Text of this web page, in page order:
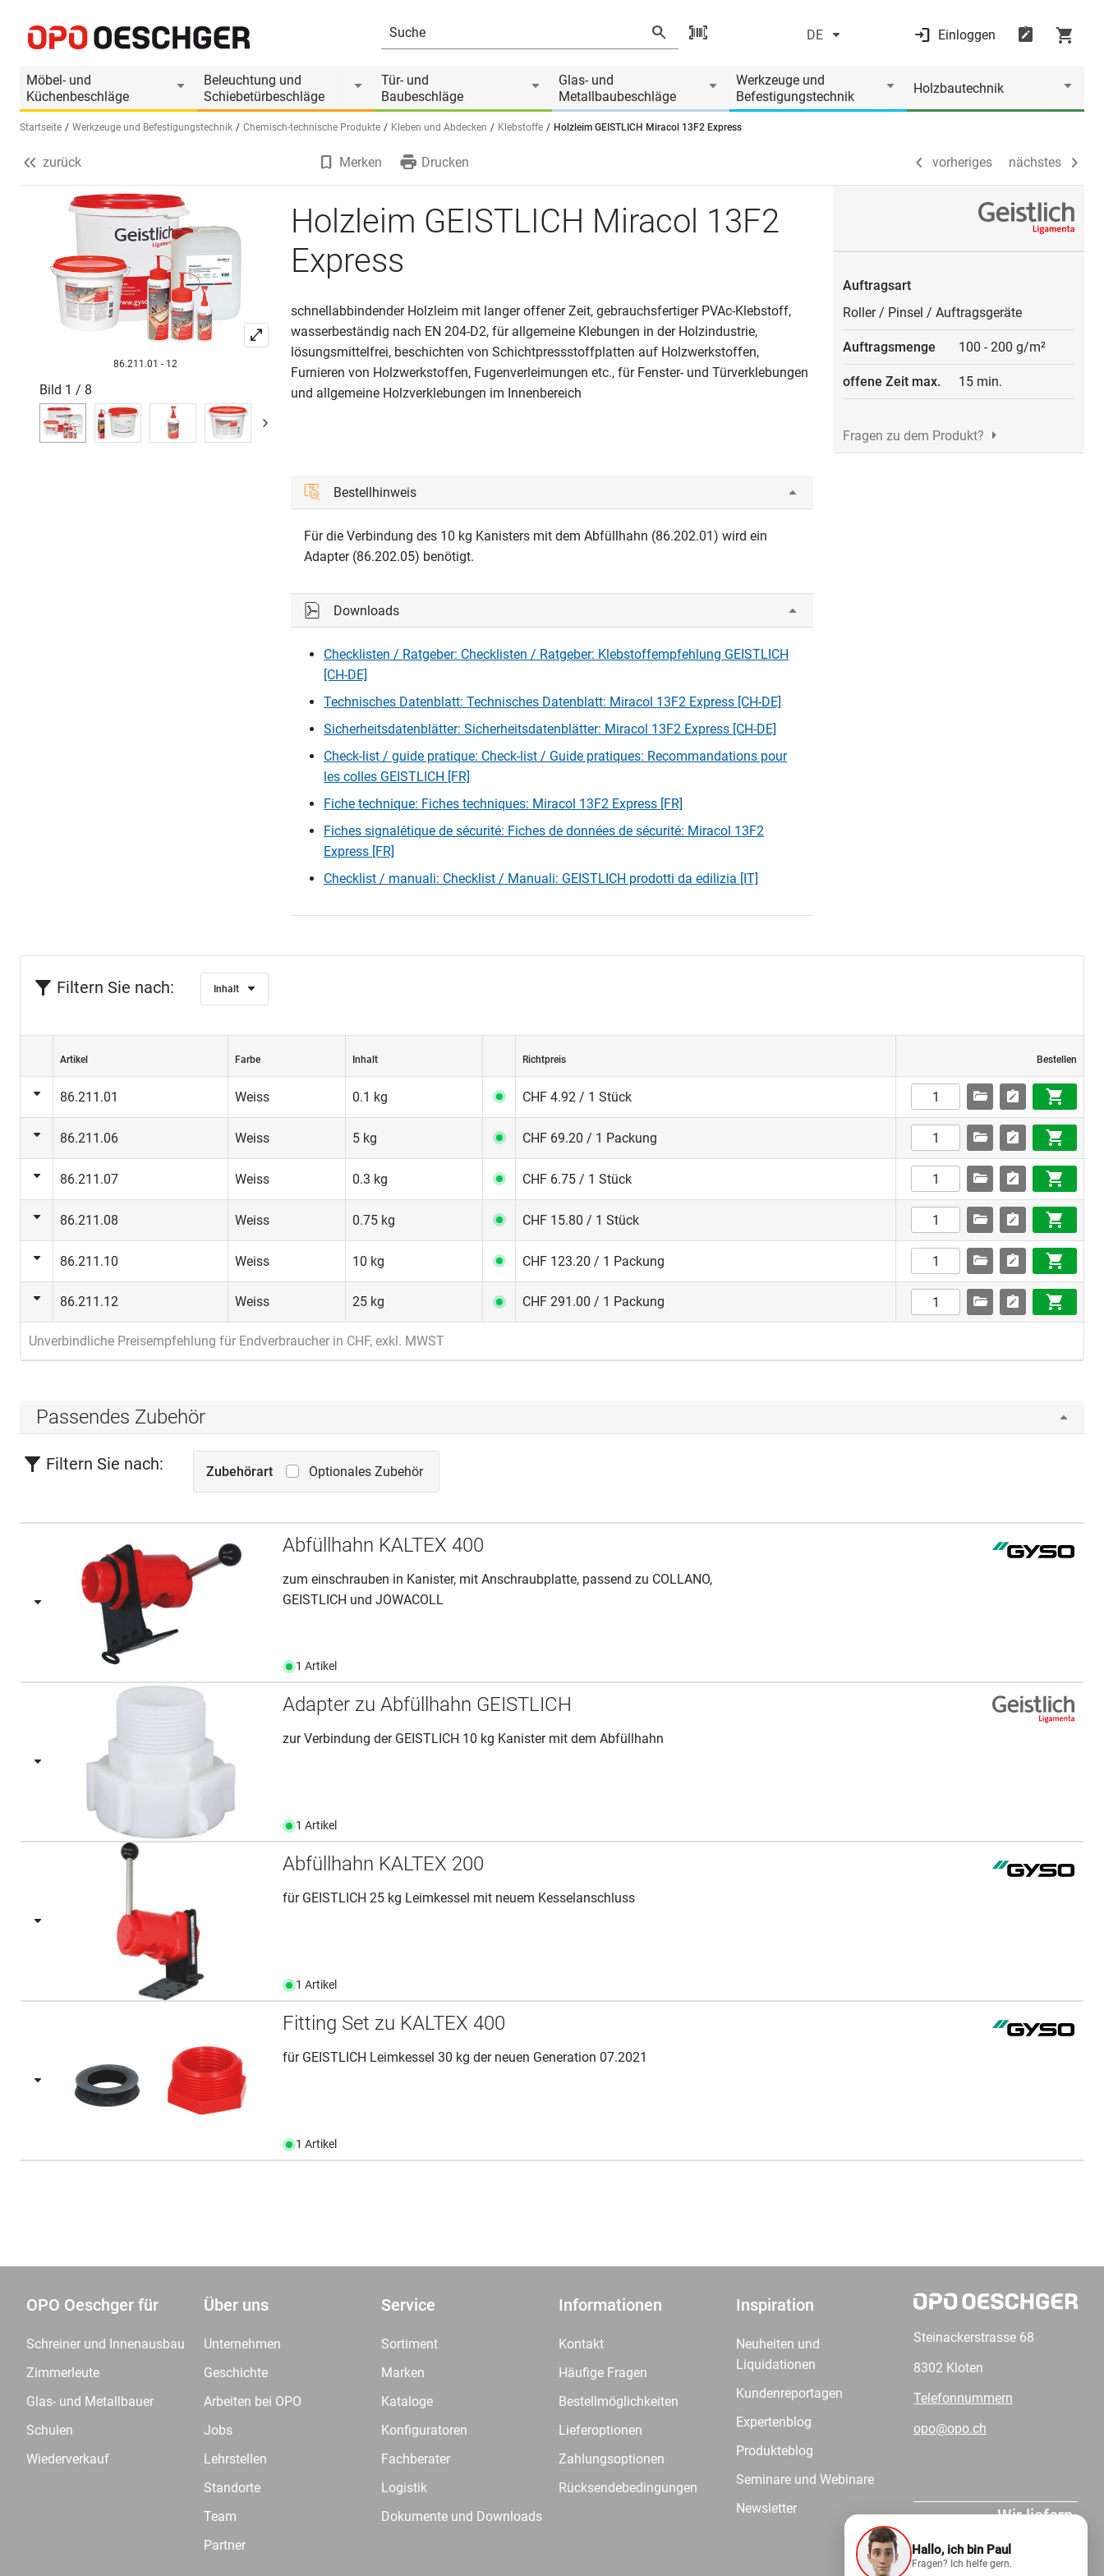
DE Einloggen
Möbel- und
Küchenbeschläge
Beleuchtung und
Schiebetürbeschläge
Tür- und
Baubeschläge
Glas- und
Metallbaubeschläge
Werkzeuge und
Befestigungstechnik
Holzbautechnik
Sprache wählen (DE)
Startseite Werkzeuge und Befestigungstechnik Chemisch-technische Produkte Kleben und Abdecken Klebstoffe Holzleim GEISTLICH Miracol 13F2 Express
Produktinformationen
Passendes Zubehör vorheriges nächstes
zurück Merken Drucken vorheriges nächstes
86.211.01 - 12
Bild 1 / 8
Holzleim GEISTLICH Miracol 13F2
Express
schnellabbindender Holzleim mit langer offener Zeit, gebrauchsfertiger PVAc-Klebstoff,
wasserbeständig nach EN 204-D2, für allgemeine Klebungen in der Holzindustrie,
lösungsmittelfrei, beschichten von Schichtpressstoffplatten auf Holzwerkstoffen,
Furnieren von Holzwerkstoffen, Fugenverleimungen etc., für Fenster- und Türverklebungen
und allgemeine Holzverklebungen im Innenbereich
Bestellhinweis
Für die Verbindung des 10 kg Kanisters mit dem Abfüllhahn (86.202.01) wird ein
Adapter (86.202.05) benötigt.
Downloads
Checklisten / Ratgeber: Checklisten / Ratgeber: Klebstoffempfehlung GEISTLICH
[CH-DE]
Technisches Datenblatt: Technisches Datenblatt: Miracol 13F2 Express [CH-DE]
Sicherheitsdatenblätter: Sicherheitsdatenblätter: Miracol 13F2 Express [CH-DE]
Check-list / guide pratique: Check-list / Guide pratiques: Recommandations pour
les colles GEISTLICH [FR]
Fiche technique: Fiches techniques: Miracol 13F2 Express [FR]
Fiches signalétique de sécurité: Fiches de données de sécurité: Miracol 13F2
Express [FR]
Checklist / manuali: Checklist / Manuali: GEISTLICH prodotti da edilizia [IT]
Auftragsart
Roller/ Pinsel / Auftragsgeräte
Auftragsmenge 100 - 200 g/m²
offene Zeit max. 15 min.
Fragen zu dem Produkt?
Filtern Sie nach: Inhalt
Artikel Farbe Inhalt Richtpreis Bestellen
86.211.01 Weiss 0.1 kg CHF 4.92 / 1 Stück
86.211.06 Weiss 5 kg CHF 69.20 / 1 Packung
86.211.07 Weiss 0.3 kg CHF 6.75 / 1 Stück
86.211.08 Weiss 0.75 kg CHF 15.80 / 1 Stück
86.211.10 Weiss 10 kg CHF 123.20 / 1 Packung
86.211.12 Weiss 25 kg CHF 291.00 / 1 Packung
Unverbindliche Preisempfehlung für Endverbraucher in CHF, exkl. MWST
Passendes Zubehör
Filtern Sie nach: Zubehörart Optionales Zubehör
Abfüllhahn KALTEX 400
zum einschrauben in Kanister, mit Anschraubplatte, passend zu COLLANO,
GEISTLICH und JOWACOLL
1 Artikel
Adapter zu Abfüllhahn GEISTLICH
zur Verbindung der GEISTLICH 10 kg Kanister mit dem Abfüllhahn
1 Artikel
Abfüllhahn KALTEX 200
für GEISTLICH 25 kg Leimkessel mit neuem Kesselanschluss
1 Artikel
Fitting Set zu KALTEX 400
für GEISTLICH Leimkessel 30 kg der neuen Generation 07.2021
1 Artikel
OPO Oeschger für
Schreiner und Innenausbau
Zimmerleute
Glas- und Metallbauer
Schulen
Wiederverkauf
Über uns
Unternehmen
Geschichte
Arbeiten bei OPO
Jobs
Lehrstellen
Standorte
Team
Partner
Service
Sortiment
Marken
Kataloge
Konfiguratoren
Fachberater
Logistik
Dokumente und Downloads
Informationen
Kontakt
Häufige Fragen
Bestellmöglichkeiten
Lieferoptionen
Zahlungsoptionen
Rücksendebedingungen
Inspiration
Neuheiten und
Liquidationen
Kundenreportagen
Expertenblog
Produkteblog
Seminare und Webinare
Newsletter
Steinackerstrasse 68
8302 Kloten
Telefonnummern
opo@opo.ch
Wir liefern.
Hallo, ich bin Paul
Fragen? Ich helfe gern.